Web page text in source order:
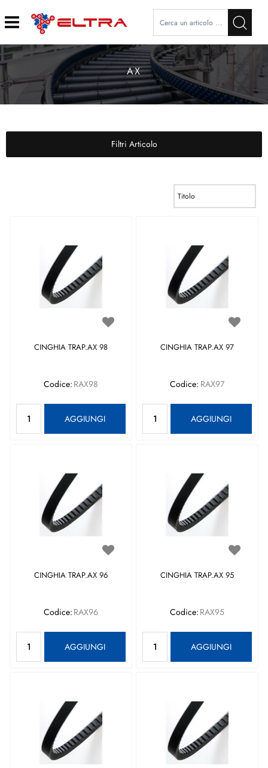
Open
AX
Filtri Articolo
CINGHIA TRAP.AX 98
Codice: RAX98
AGGIUNGI
CINGHIA TRAP.AX 97
Codice: RAX97
AGGIUNGI
CINGHIA TRAP.AX 96
Codice: RAX96
AGGIUNGI
CINGHIA TRAP.AX 95
Codice: RAX95
AGGIUNGI